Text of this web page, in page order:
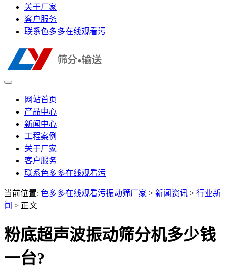
关于厂家
客户服务
联系色多多在线观看污
网站首页
产品中心
新闻中心
工程案例
关于厂家
客户服务
联系色多多在线观看污
当前位置: 色多多在线观看污振动筛厂家 > 新闻资讯 > 行业新
闻 > 正文
粉底超声波振动筛分机多少钱
一台?